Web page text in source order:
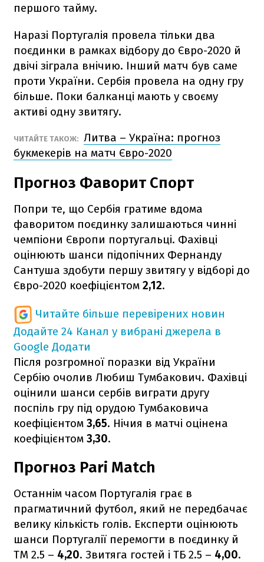
першого тайму.
Наразі Португалія провела тільки два
поєдинки в рамках відбору до Євро-2020 й
двічі зіграла внічию. Інший матч був саме
проти України. Сербія провела на одну гру
більше. Поки балканці мають у своєму
активі одну звитягу.
ЧИТАЙТЕ ТАКОЖ: Литва – Україна: прогноз
букмекерів на матч Євро-2020
Прогноз Фаворит Спорт
Попри те, що Сербія гратиме вдома
фаворитом поєдинку залишаються чинні
чемпіони Європи португальці. Фахівці
оцінюють шанси підопічних Фернанду
Сантуша здобути першу звитягу у відборі до
Євро-2020 коефіцієнтом 2,12.
Читайте більше перевірених новин
Додайте 24 Канал у вибрані джерела в
Google Додати
Після розгромної поразки від України
Сербію очолив Любиш Тумбакович. Фахівці
оцінили шанси сербів виграти другу
поспіль гру під орудою Тумбаковича
коефіцієнтом 3,65. Нічия в матчі оцінена
коефіцієнтом 3,30.
Прогноз Pari Match
Останнім часом Португалія грає в
прагматичний футбол, який не передбачає
велику кількість голів. Експерти оцінюють
шанси Португалії перемогти в поєдинку й
ТМ 2.5 – 4,20. Звитяга гостей і ТБ 2.5 – 4,00.